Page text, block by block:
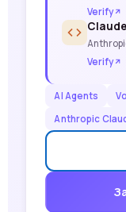
Verify
Verify
AI Agents
Anthropic